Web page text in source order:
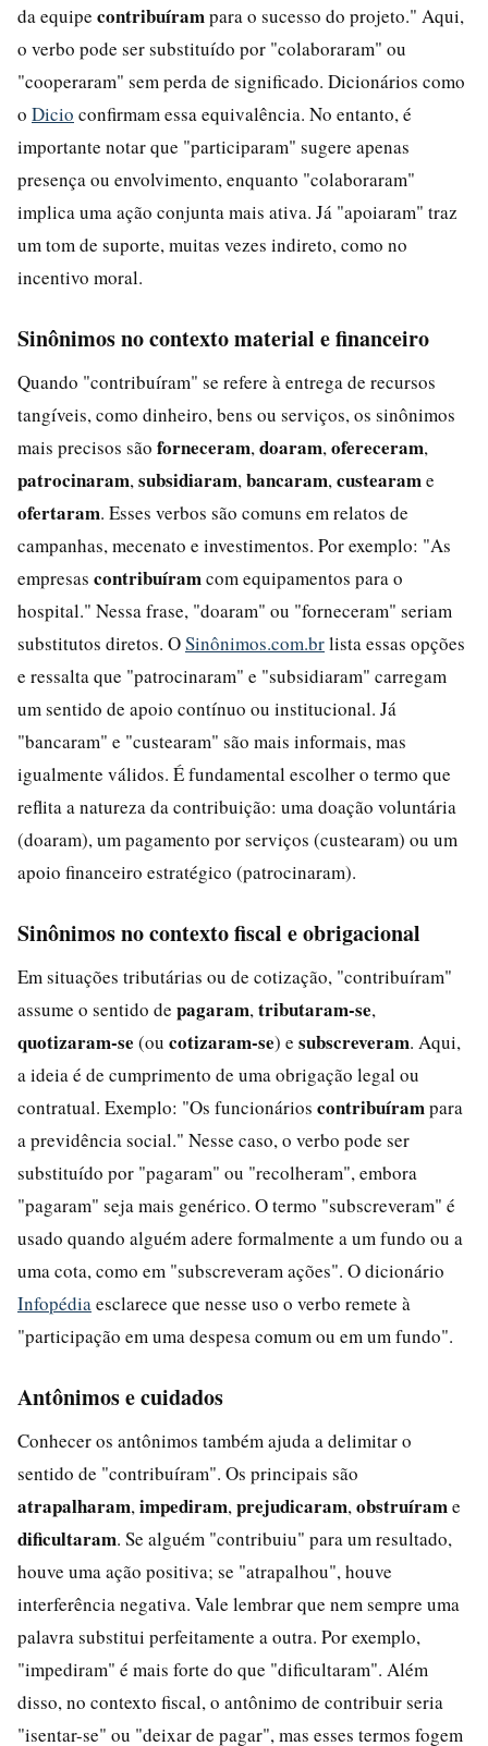
da equipe contribuírampara o sucesso do projeto." Aqui,
o verbo pode ser substituído por "colaboraram" ou
"cooperaram" sem perda de significado. Dicionários como
o Dicio confirmam essa equivalência. No entanto, é
importante notar que "participaram" sugere apenas
presença ou envolvimento, enquanto "colaboraram"
implica uma ação conjunta mais ativa. Já "apoiaram" traz
um tom de suporte, muitas vezes indireto, como no
incentivo moral.
Sinônimos no contexto material e financeiro
Quando "contribuíram" se refere à entrega de recursos
tangíveis, como dinheiro, bens ou serviços, os sinônimos
mais precisos são forneceram, doaram, ofereceram,
patrocinaram, subsidiaram, bancaram, custearame
ofertaram. Esses verbos são comuns em relatos de
campanhas, mecenato e investimentos. Por exemplo: "As
empresas contribuíramcom equipamentos para o
hospital." Nessa frase, "doaram" ou "forneceram" seriam
substitutos diretos. OSinônimos.com.brlista essas opções
e ressalta que "patrocinaram" e "subsidiaram" carregam
um sentido de apoio contínuo ou institucional. Já
"bancaram" e "custearam" são mais informais, mas
igualmente válidos. É fundamental escolher o termo que
reflita a natureza da contribuição: uma doação voluntária
(doaram), um pagamento por serviços (custearam) ou um
apoio financeiro estratégico (patrocinaram).
Sinônimos no contexto fiscal e obrigacional
Em situações tributárias ou de cotização, "contribuíram"
assume o sentido de pagaram, tributaram-se,
quotizaram-se (ou cotizaram-se) e subscreveram. Aqui,
a ideia é de cumprimento de uma obrigação legal ou
contratual. Exemplo: "Os funcionários contribuírampara
a previdência social." Nesse caso, o verbo pode ser
substituído por "pagaram" ou "recolheram", embora
"pagaram" seja mais genérico. O termo "subscreveram" é
usado quando alguém adere formalmente a um fundo ou a
uma cota, como em "subscreveram ações". O dicionário
Infopédia esclarece que nesse uso o verbo remete à
"participação em uma despesa comum ou em um fundo".
Antônimos e cuidados
Conhecer os antônimos também ajuda a delimitar o
sentido de "contribuíram". Os principais são
atrapalharam, impediram, prejudicaram, obstruírame
dificultaram. Se alguém "contribuiu" para um resultado,
houve uma ação positiva; se "atrapalhou", houve
interferência negativa. Vale lembrar que nem sempre uma
palavra substitui perfeitamente a outra. Por exemplo,
"impediram" é mais forte do que "dificultaram". Além
disso, no contexto fiscal, o antônimo de contribuir seria
"isentar-se" ou "deixar de pagar", mas esses termos fogem